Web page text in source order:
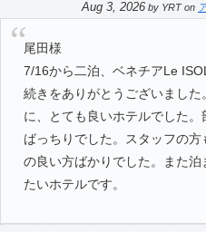
Aug 3, 2026 by YRTon
尾田様
7/16から二泊、ベネチアLe
続きをありがとうございまし
に、とても良いホテルでした
ばっちりでした。スタッフの
の良い方ばかりでした。また
たいホテルです。